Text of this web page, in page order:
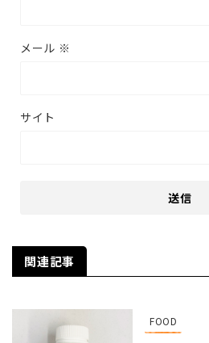
メール ※
サイト
関連記事
FOOD